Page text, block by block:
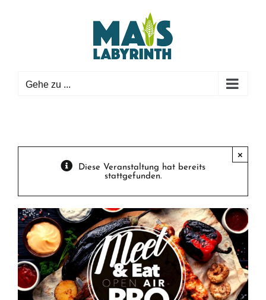
Gehe zu ...
Diese Veranstaltung hat bereits
stattgefunden.
×